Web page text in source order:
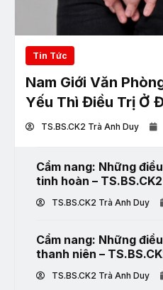
Tin Tức
Nam Giới Văn
Yếu Thì Điều Trị Ở
TS.BS.CK2 Trà Anh Duy
Cẩm nang: Những
tinh hoàn –
TS.BS.CK2 Trà Anh Duy
Cẩm nang: Những
thanh niên –
TS.BS.CK2 Trà Anh Duy